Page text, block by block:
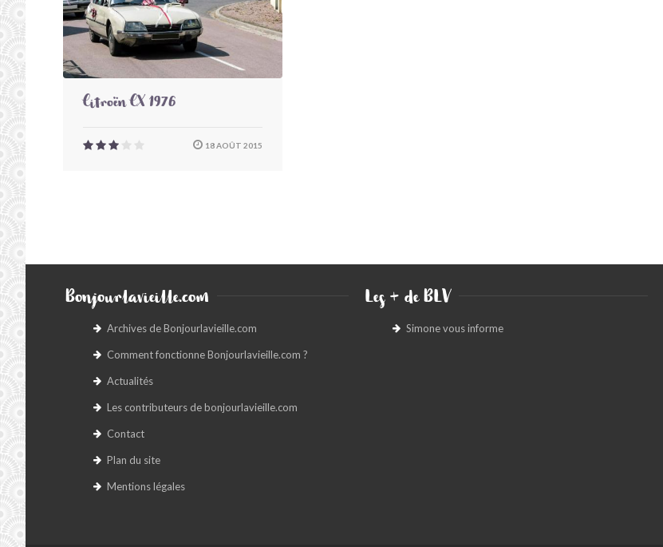
Citroën CX 1976
18 AOÛT 2015
Bonjourlavieille.com
Archives de Bonjourlavieille.com
Comment fonctionne Bonjourlavieille.com ?
Actualités
Les contributeurs de bonjourlavieille.com
Contact
Plan du site
Mentions légales
Les + de BLV
Simone vous informe